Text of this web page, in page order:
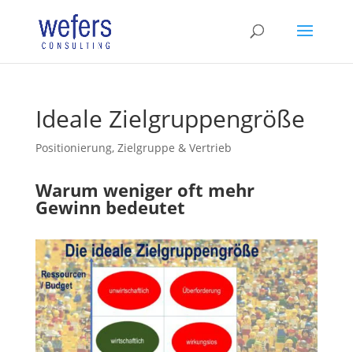
Ideale Zielgruppengröße
Positionierung, Zielgruppe & Vertrieb
Warum weniger oft mehr
Gewinn bedeutet